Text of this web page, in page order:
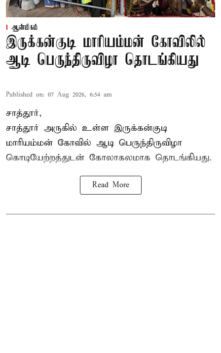
ஆன்மிகம்
இருக்கன்குடி மாரியம்மன் கோவிலில்
ஆடி பெருந்திருவிழா தொடங்கியது
Published on: 07 Aug 2026, 6:54 am
சாத்தூர்,
சாத்தூர் அருகில் உள்ள இருக்கன்குடி
மாரியம்மன் கோவில் ஆடி பெருந்திருவிழா
கொடியேற்றத்துடன் கோலாகலமாக தொடங்கியது.
Read More